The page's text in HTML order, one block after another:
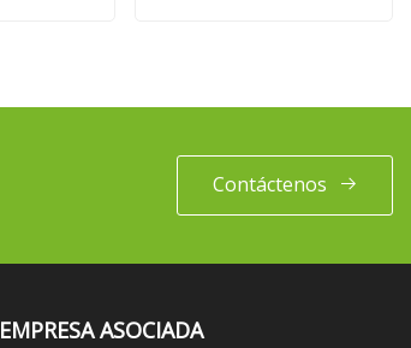
Contáctenos
EMPRESA ASOCIADA